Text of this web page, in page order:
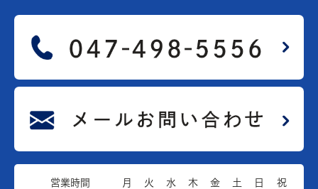
営業時間 月 火 水 木 金 土 日 祝